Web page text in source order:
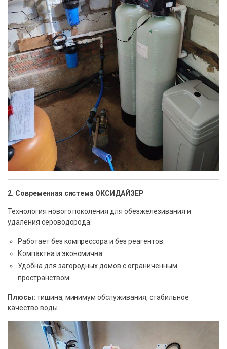
2. Современная система ОКСИДАЙЗЕР
Технология нового поколения для обезжелезивания и
удаления сероводорода.
Работает без компрессора и без реагентов.
Компактна и экономична.
Удобна для загородных домов с ограниченным
пространством.
Плюсы: тишина, минимум обслуживания, стабильное
качество воды.